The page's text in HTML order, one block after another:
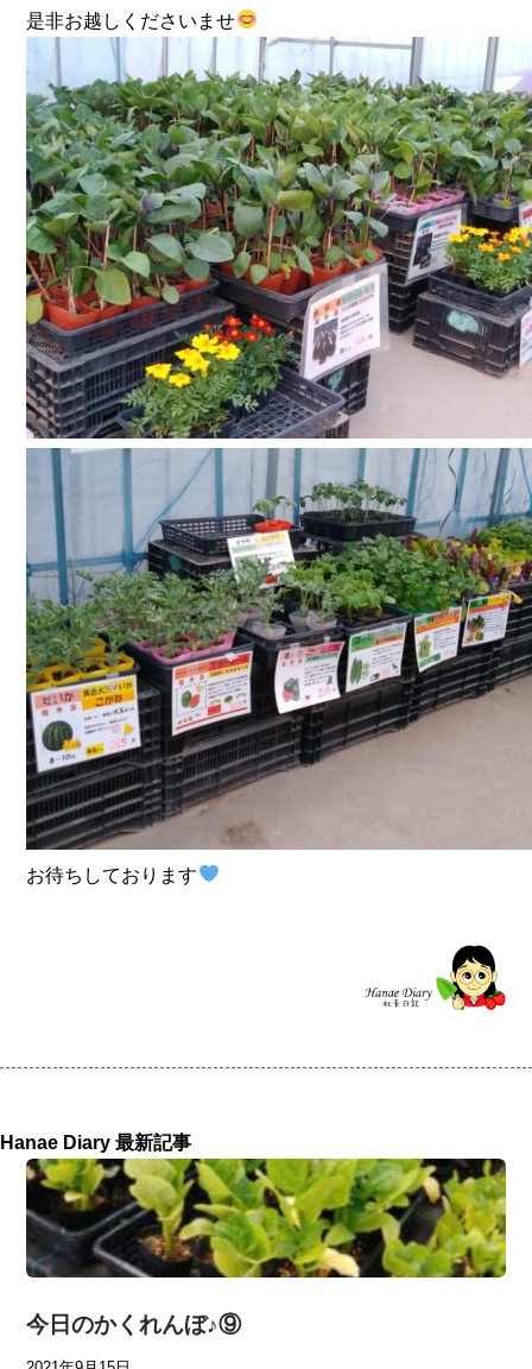
是非お越しくださいませ
お待ちしております
Hanae Diary 最新記事
今日のかくれんぼ♪⑨